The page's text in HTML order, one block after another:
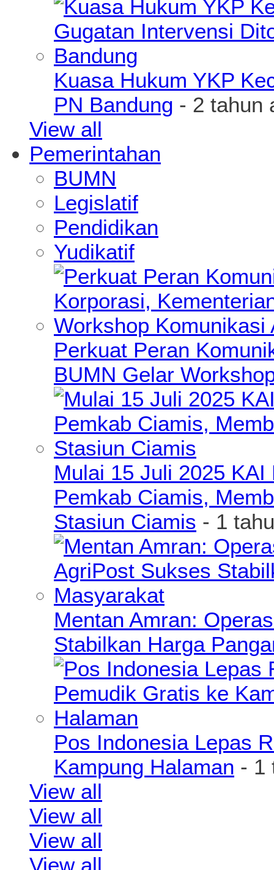
Kuasa Hukum YKP
PN Bandung - 2 tahun
View all
Pemerintahan
BUMN
Legislatif
Pendidikan
Yudikatif
Perkuat Peran
BUMN Gelar
Mulai 15 Juli 2025
Pemkab Ciamis,
Stasiun Ciamis - 1
Mentan Amran:
Stabilkan Harga
Pos Indonesia Lepas
Kampung Halaman - 1
View all
View all
View all
View all